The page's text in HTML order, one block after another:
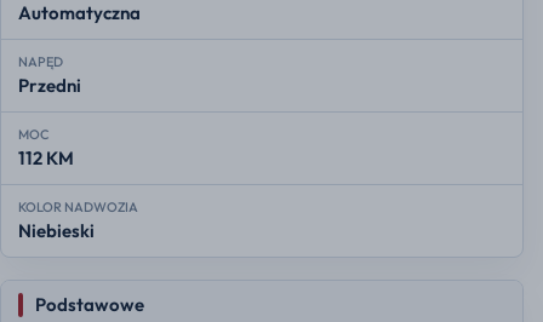
Automatyczna
NAPĘD
Przedni
MOC
112 KM
KOLOR NADWOZIA
Niebieski
Podstawowe